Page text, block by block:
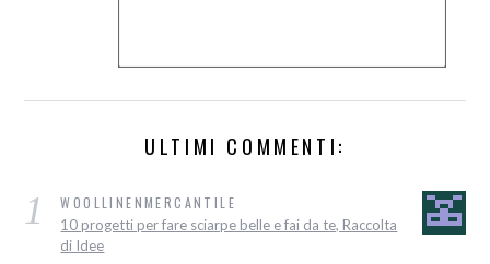
ULTIMI COMMENTI:
1 WOOLLINENMERCANTILE
10 progetti per fare sciarpe belle e fai da te, Raccolta
di Idee